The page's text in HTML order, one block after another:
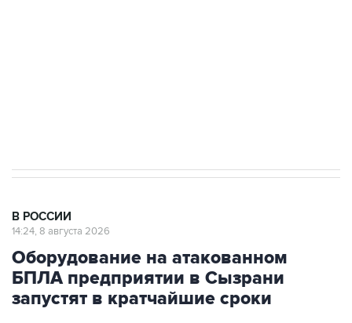
В РОССИИ
14:24, 8 августа 2026
Оборудование на атакованном
БПЛА предприятии в Сызрани
запустят в кратчайшие сроки